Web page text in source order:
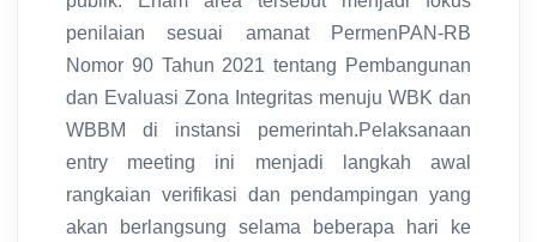
penilaian sesuai amanat PermenPAN-RB
Nomor 90 Tahun 2021 tentang Pembangunan
dan Evaluasi Zona Integritas menuju WBK dan
WBBM di instansi pemerintah.Pelaksanaan
entry meeting ini menjadi langkah awal
rangkaian verifikasi dan pendampingan yang
akan berlangsung selama beberapa hari ke